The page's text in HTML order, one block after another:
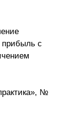
прибыль с
№